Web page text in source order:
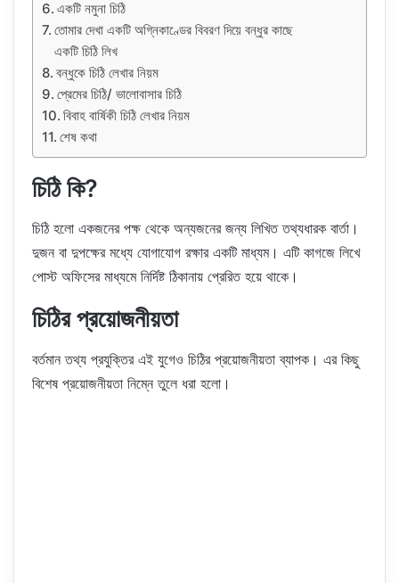
একটি নমুনা চিঠি
তোমার দেখা একটি অগ্নিকাণ্ডের বিবরণ দিয়ে বন্ধুর কাছে
একটি চিঠি লিখ
বন্ধুকে চিঠি লেখার নিয়ম
প্রেমের চিঠি/ ভালোবাসার চিঠি
বিবাহ বার্ষিকী চিঠি লেখার নিয়ম
শেষ কথা
চিঠি কি?
চিঠি হলো একজনের পক্ষ থেকে অন্যজনের জন্য লিখিত তথ্যধারক বার্তা।
দুজন বা দুপক্ষের মধ্যে যোগাযোগ রক্ষার একটি মাধ্যম। এটি কাগজে লিখে
পোস্ট অফিসের মাধ্যমে নির্দিষ্ট ঠিকানায় প্রেরিত হয়ে থাকে।
চিঠির প্রয়োজনীয়তা
বর্তমান তথ্য প্রযুক্তির এই যুগেও চিঠির প্রয়োজনীয়তা ব্যাপক। এর কিছু
বিশেষ প্রয়োজনীয়তা নিম্নে তুলে ধরা হলো।